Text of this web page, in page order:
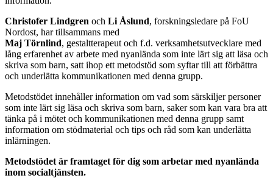
Christofer Lindgren och Li Åslund, forskningsledare på FoU
Nordost, har tillsammans med
Maj Törnlind, gestaltterapeut och f.d. verksamhetsutvecklare med
lång erfarenhet av arbete med nyanlända som inte lärt sig att läsa och
skriva som barn, satt ihop ett metodstöd som syftar till att förbättra
och underlätta kommunikationen med denna grupp.
Metodstödet innehåller information om vad som särskiljer personer
som inte lärt sig läsa och skriva som barn, saker som kan vara bra att
tänka på i mötet och kommunikationen med denna grupp samt
information om stödmaterial och tips och råd som kan underlätta
inlärningen.
Metodstödet är framtaget för dig som arbetar med nyanlända
inom socialtjänsten.